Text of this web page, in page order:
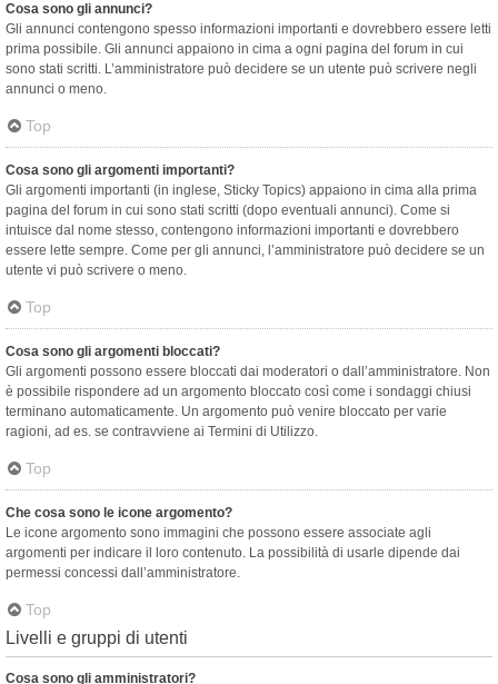
Cosa sono gli annunci?
Gli annunci contengono spesso informazioni importanti e dovrebbero essere letti
prima possibile. Gli annunci appaiono in cima a ogni pagina del forum in cui
sono stati scritti. L’amministratore può decidere se un utente può scrivere negli
annunci o meno.
Top
Cosa sono gli argomenti importanti?
Gli argomenti importanti (in inglese, Sticky Topics) appaiono in cima alla prima
pagina del forum in cui sono stati scritti (dopo eventuali annunci). Come si
intuisce dal nome stesso, contengono informazioni importanti e dovrebbero
essere lette sempre. Come per gli annunci, l’amministratore può decidere se un
utente vi può scrivere o meno.
Top
Cosa sono gli argomenti bloccati?
Gli argomenti possono essere bloccati dai moderatori o dall’amministratore. Non
è possibile rispondere ad un argomento bloccato così come i sondaggi chiusi
terminano automaticamente. Un argomento può venire bloccato per varie
ragioni, ad es. se contravviene ai Termini di Utilizzo.
Top
Che cosa sono le icone argomento?
Le icone argomento sono immagini che possono essere associate agli
argomenti per indicare il loro contenuto. La possibilità di usarle dipende dai
permessi concessi dall’amministratore.
Top
Livelli e gruppi di utenti
Cosa sono gli amministratori?